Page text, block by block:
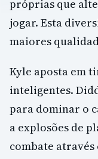
próprias que
jogar. Esta
maiores
Kyle aposta em
inteligentes.
para dominar o
a explosões de
combate